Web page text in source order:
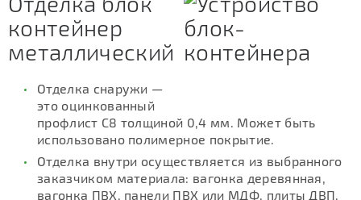
контейнер
металлический
Отделка снаружи —
это оцинкованный
профлист С8 толщиной 0,4 мм. Может быть
использовано полимерное покрытие.
Отделка внутри осуществляется из выбранного
заказчиком материала: вагонка деревянная,
вагонка ПВХ, панели ПВХ или МДФ, плиты ДВП,